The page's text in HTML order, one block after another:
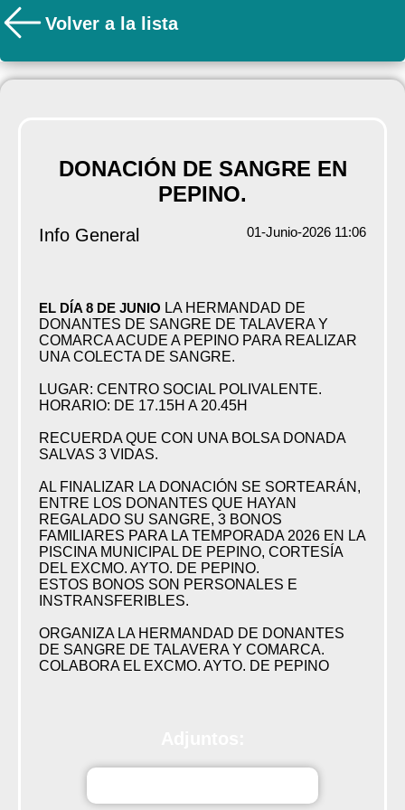
Volver a la lista
DONACIÓN DE SANGRE EN
PEPINO.
Info General 01-Junio-2026 11:06
EL DÍA 8 DE JUNIO LA HERMANDAD DE
DONANTES DE SANGRE DE TALAVERA Y
COMARCA ACUDE A PEPINO PARA REALIZAR
UNA COLECTA DE SANGRE.
LUGAR: CENTRO SOCIAL POLIVALENTE.
HORARIO: DE 17.15H A 20.45H
RECUERDA QUE CON UNA BOLSA DONADA
SALVAS 3 VIDAS.
AL FINALIZAR LA DONACIÓN SE SORTEARÁN,
ENTRE LOS DONANTES QUE HAYAN
REGALADO SU SANGRE, 3 BONOS
FAMILIARES PARA LA TEMPORADA 2026 EN LA
PISCINA MUNICIPAL DE PEPINO, CORTESÍA
DEL EXCMO. AYTO. DE PEPINO.
ESTOS BONOS SON PERSONALES E
INSTRANSFERIBLES.
ORGANIZA LA HERMANDAD DE DONANTES
DE SANGRE DE TALAVERA Y COMARCA.
COLABORA EL EXCMO. AYTO. DE PEPINO